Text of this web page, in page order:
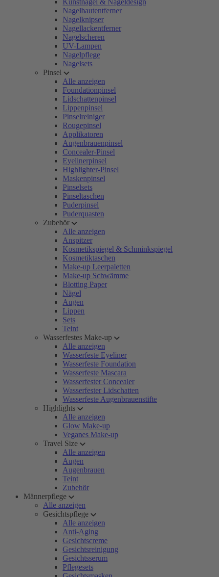
Kunstnägel & Nageldesign
Nagelhautentferner
Nagelknipser
Nagellackentferner
Nagelscheren
UV-Lampen
Nagelpflege
Nagelsets
Pinsel
Alle anzeigen
Foundationpinsel
Lidschattenpinsel
Lippenpinsel
Pinselreiniger
Rougepinsel
Applikatoren
Augenbrauenpinsel
Concealer-Pinsel
Eyelinerpinsel
Highlighter-Pinsel
Maskenpinsel
Pinselsets
Pinseltaschen
Puderpinsel
Puderquasten
Zubehör
Alle anzeigen
Anspitzer
Kosmetikspiegel & Schminkspiegel
Kosmetiktaschen
Make-up Leerpaletten
Make-up Schwämme
Blotting Paper
Nägel
Augen
Lippen
Sets
Teint
Wasserfestes Make-up
Alle anzeigen
Wasserfeste Eyeliner
Wasserfeste Foundation
Wasserfeste Mascara
Wasserfester Concealer
Wasserfester Lidschatten
Wasserfeste Augenbrauenstifte
Highlights
Alle anzeigen
Glow Make-up
Veganes Make-up
Travel Size
Alle anzeigen
Augen
Augenbrauen
Teint
Zubehör
Männerpflege
Alle anzeigen
Gesichtspflege
Alle anzeigen
Anti-Aging
Gesichtscreme
Gesichtsreinigung
Gesichtsserum
Pflegesets